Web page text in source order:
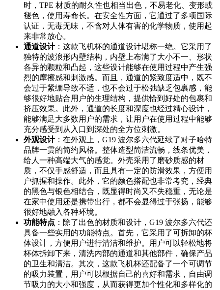
时，TPE 材质的耐久性也相当出色，不易老化、变形或
褪色，使用寿命长。在安全性方面，它通过了多项国际
认证，无毒无味，不含对人体有害的化学物质，使用起
来非常放心。
通道设计：这款飞机杯的通道设计堪称一绝。它采用了
独特的波浪形内壁结构，内壁上布满了大小不一、形状
各异的颗粒和凸起，这些设计能够在使用过程中产生强
烈的摩擦感和刺激感。而且，通道的紧致度适中，既不
会过于紧绷导致不适，也不会过于松弛缺乏包裹感，能
够很好地贴合用户的生理结构，提供恰到好处的包裹和
挤压效果。此外，通道的长度和深度也经过精心设计，
能够满足大多数用户的需求，让用户在使用过程中能够
充分感受到从入口到深处的全方位刺激。
外观设计：在外观上，G19 波尔多六代延续了对子哈特
品牌一贯的简约风格。整体造型简洁流畅，线条优美，
给人一种高端大气的感觉。外壳采用了磨砂质感的材
质，不仅手感舒适，而且具有一定的防滑效果，方便用
户抓握和操作。此外，它的颜色搭配也非常考究，经典
的黑色与银色相结合，既显得时尚又不失稳重，无论是
在家中使用还是携带出行，都不会显得过于张扬，能够
很好地融入各种环境。
功能特点 ：除了出色的材质和设计，G19 波尔多六代还
具备一些实用的功能特点。首先，它采用了可拆卸的杯
体设计，方便用户进行清洁和维护。用户可以轻松地将
杯体拆卸下来，清洗内部的通道和其他部件，确保产品
的卫生和清洁。其次，这款飞机杯还配备了一个可调节
的吸力装置，用户可以根据自己的喜好和需求，自由调
节吸力的大小和强度，从而获得更加个性化和多样化的